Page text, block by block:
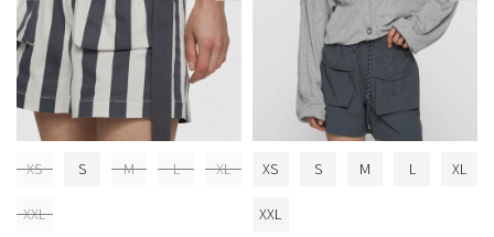
XS S M L XL
XXL
XS S M L XL
XXL